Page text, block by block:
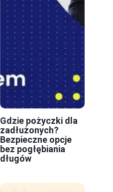
Gdzie pożyczki dla
zadłużonych?
Bezpieczne opcje
bez pogłębiania
długów